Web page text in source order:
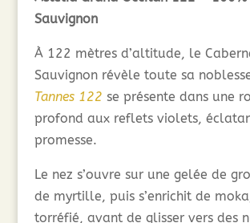
Sauvignon
À 122 mètres d’altitude, le
Sauvignon révèle toute sa
Tannes 122 se présente dans une
profond aux reflets violets,
promesse.
Le nez s’ouvre sur une gelée de
de myrtille, puis s’enrichit de
torréfié, avant de glisser vers des